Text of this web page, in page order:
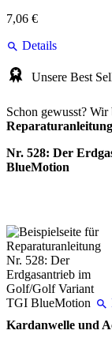
7,06 €
Details
Unsere Best
Schon gewusst?
Nr. 528: Der
BlueMotion
Kardanwelle und